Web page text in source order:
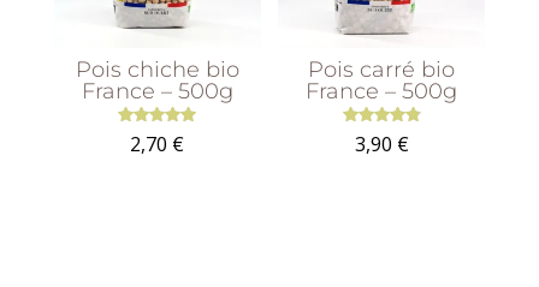
Pois chiche bio
France – 500g
Note
5.00
2,70 €
Pois carré bio
France – 500g
Note
4.86
3,90 €